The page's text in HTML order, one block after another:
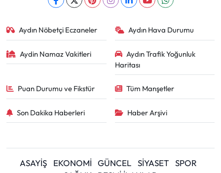
Aydın Nöbetçi Eczaneler Aydın Hava Durumu
Aydin Namaz Vakitleri
Aydın Trafik Yoğunluk
Haritası
Puan Durumu ve Fikstür Tüm Manşetler
Son Dakika Haberleri Haber Arşivi
ASAYİŞ EKONOMİ GÜNCEL SİYASET
SPOR